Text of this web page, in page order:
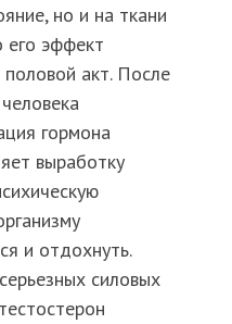
но и на ткани
его эффект
акт. После
гормона
выработку
и отдохнуть.
силовых